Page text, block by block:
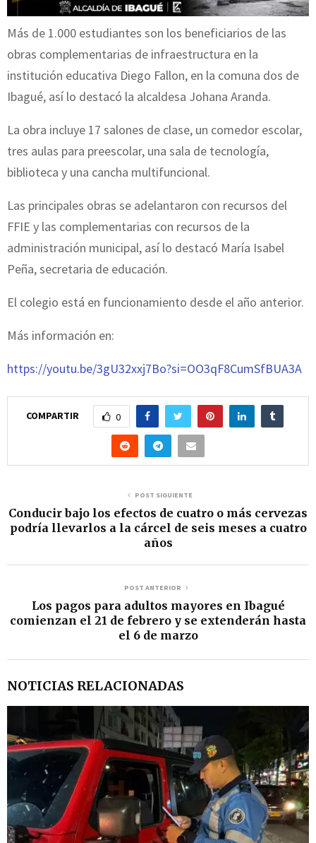
Más de 1.000 estudiantes son los beneficiarios de las
obras complementarias de infraestructura en la
institución educativa Diego Fallon, en la comuna dos de
Ibagué, así lo destacó la alcaldesa Johana Aranda.
La obra incluye 17 salones de clase, un comedor escolar,
tres aulas para preescolar, una sala de tecnología,
biblioteca y una cancha multifuncional.
Las principales obras se adelantaron con recursos del
FFIE y las complementarias con recursos de la
administración municipal, así lo destacó María Isabel
Peña, secretaria de educación.
El colegio está en funcionamiento desde el año anterior.
Más información en:
https://youtu.be/3gU32xxj7Bo?si=OO3qF8CumSfBUA3A
COMPARTIR 0
POST SIGUIENTE
Conducir bajo los efectos de cuatro o más cervezas
podría llevarlos a la cárcel de seis meses a cuatro
años
POST ANTERIOR
Los pagos para adultos mayores en Ibagué
comienzan el 21 de febrero y se extenderán hasta
el 6 de marzo
NOTICIAS RELACIONADAS